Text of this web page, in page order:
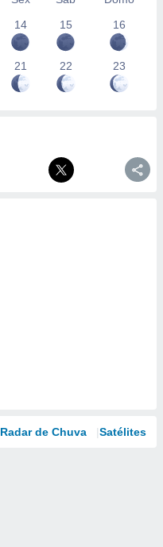
14 15 16
21 22 23
Radar de Chuva Satélites